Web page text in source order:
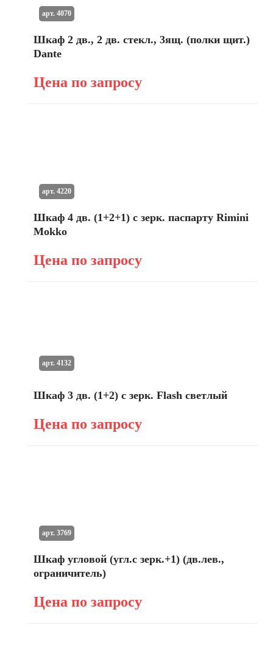
Шкаф 2 дв., 2 дв. стекл., 3ящ. (полки щит.)
Dante
Цена по запросу
арт. 4070
Шкаф 4 дв. (1+2+1) с зерк. паспарту Rimini
Mokko
Цена по запросу
арт. 4220
Шкаф 3 дв. (1+2) с зерк. Flash светлый
Цена по запросу
арт. 4132
Шкаф угловой (угл.с зерк.+1) (дв.лев.,
ограничитель)
Цена по запросу
арт. 3769